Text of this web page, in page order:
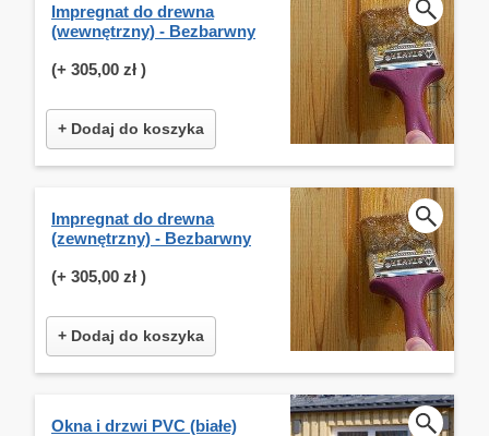
Impregnat do drewna
(wewnętrzny) - Bezbarwny
(+ 305,00 zł )
+ Dodaj do koszyka
Impregnat do drewna
(zewnętrzny) - Bezbarwny
(+ 305,00 zł )
+ Dodaj do koszyka
Okna i drzwi PVC (białe)